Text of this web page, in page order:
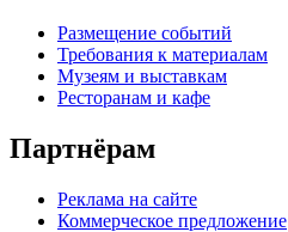
Размещение событий
Требования к материалам
Музеям и выставкам
Ресторанам и кафе
Партнёрам
Реклама на сайте
Коммерческое предложение